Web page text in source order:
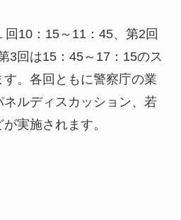
10：15～11：45、第2回
3回は15：45～17：15のス
。各回ともに警察庁の業
ルディスカッション、若
実施されます。